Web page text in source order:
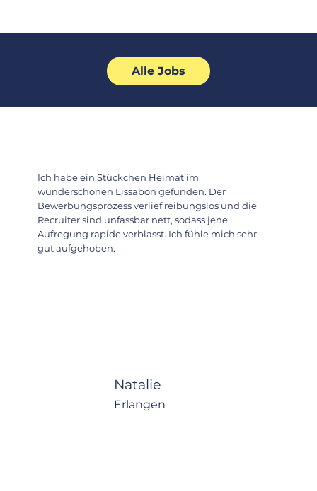
Alle Jobs
Ich habe ein Stückchen Heimat im
wunderschönen Lissabon gefunden. Der
Bewerbungsprozess verlief reibungslos und die
Recruiter sind unfassbar nett, sodass jene
Aufregung rapide verblasst. Ich fühle mich sehr
gut aufgehoben.
Natalie
Erlangen